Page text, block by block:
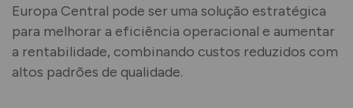
Europa Central pode ser uma solução estratégica
para melhorar a eficiência operacional e aumentar
a rentabilidade, combinando custos reduzidos com
altos padrões de qualidade.